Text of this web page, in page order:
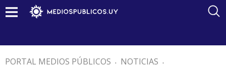
PORTAL MEDIOS PÚBLICOS . NOTICIAS .